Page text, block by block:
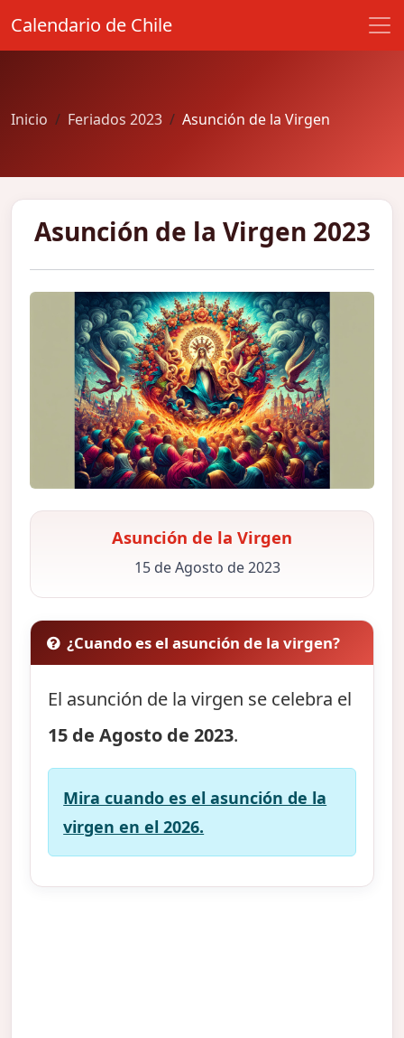
Calendario de Chile
Inicio Feriados 2023 Asunción de la Virgen
Asunción de la Virgen 2023
Asunción de la Virgen
15 de Agosto de 2023
¿Cuando es el asunción de la virgen?
El asunción de la virgen se celebra el
15 de Agosto de 2023.
Mira cuando es el asunción de la
virgen en el 2026.